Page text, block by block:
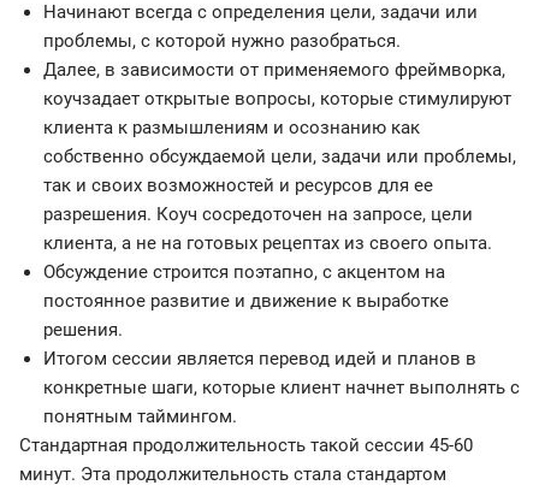
Начинают всегда с определения цели, задачи или
проблемы, с которой нужно разобраться.
Далее, в зависимости от применяемого фреймворка,
коучзадает открытые вопросы, которые стимулируют
клиента к размышлениям и осознанию как
собственно обсуждаемой цели, задачи или проблемы,
так и своих возможностей и ресурсов для ее
разрешения. Коуч сосредоточен на запросе, цели
клиента, а не на готовых рецептах из своего опыта.
Обсуждение строится поэтапно, с акцентом на
постоянное развитие и движение к выработке
решения.
Итогом сессии является перевод идей и планов в
конкретные шаги, которые клиент начнет выполнять с
понятным таймингом.
Стандартная продолжительность такой сессии 45-60
минут. Эта продолжительность стала стандартом